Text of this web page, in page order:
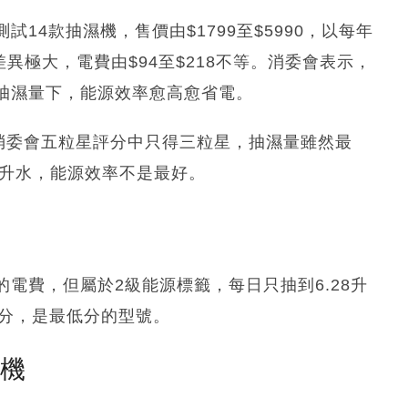
試14款抽濕機，售價由$1799至$5990，以每年
極大，電費由$94至$218不等。消委會表示，
量下，能源效率愈高愈省電。
會五粒星評分中只得三粒星，抽濕量雖然最
水，能源效率不是最好。
費，但屬於2級能源標籤，每日只抽到6.28升
，是最低分的型號。